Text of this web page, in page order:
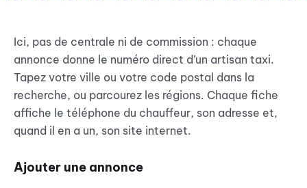
Ici, pas de centrale ni de commission : chaque
annonce donne le numéro direct d’un artisan taxi.
Tapez votre ville ou votre code postal dans la
recherche, ou parcourez les régions. Chaque fiche
affiche le téléphone du chauffeur, son adresse et,
quand il en a un, son site internet.
Ajouter une annonce